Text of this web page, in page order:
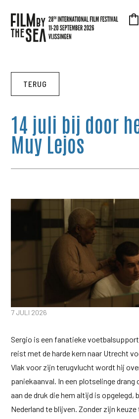
TERUG
14 juli bij door
Muy Lejos
7 JULI 2026
Sergio is een fanatieke
reist met de harde kern naar Utrecht
Vlak voor zijn terugvlucht wordt hij
paniekaanval. In een plotselinge
aan de druk die hem altijd is opgelegd,
Nederland te blijven. Zonder zijn